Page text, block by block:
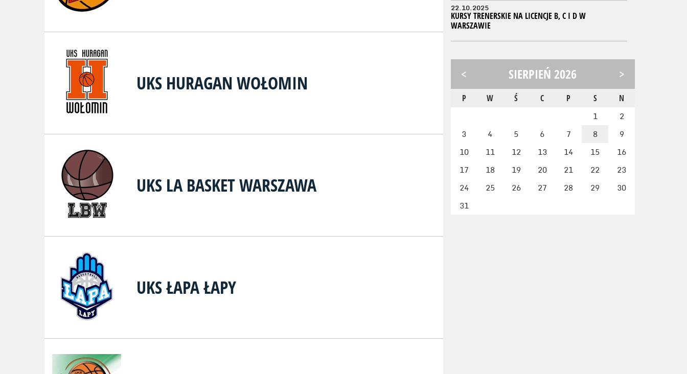
UKS HURAGAN WOŁOMIN
UKS LA BASKET WARSZAWA
UKS ŁAPA ŁAPY
22.10.2025
KURSY TRENERSKIE NA LICENCJE B, C I D W
WARSZAWIE
< SIERPIEŃ 2026 >
P W Ś C P S N
1
2
3
4 5 6 7 8
9
10
11 12 13 14 15
16
17
18 19 20 21 22
23
24
25 26 27 28 29
30
31